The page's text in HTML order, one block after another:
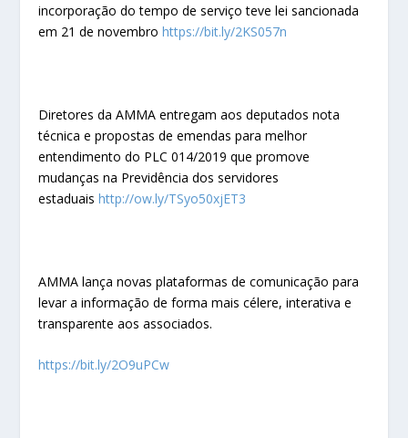
incorporação do tempo de serviço teve lei sancionada
em 21 de novembrohttps://bit.ly/2KS057n
Diretores da AMMA entregam aos deputados nota
técnica e propostas de emendas para melhor
entendimento do PLC 014/2019 que promove
mudanças na Previdência dos servidores
estaduaishttp://ow.ly/TSyo50xjET3
AMMA lança novas plataformas de comunicação para
levar a informação de forma mais célere, interativa e
transparente aos associados.
https://bit.ly/2O9uPCw